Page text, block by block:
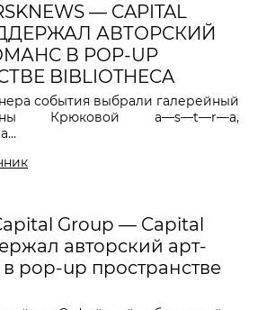
— CAPITAL
АВТОРСКИЙ
В POP-UP
BIBLIOTHECA
события выбрали галерейный
Крюковой a—s—t—r—a,
Group — Capital
авторский арт-
pop-up пространстве